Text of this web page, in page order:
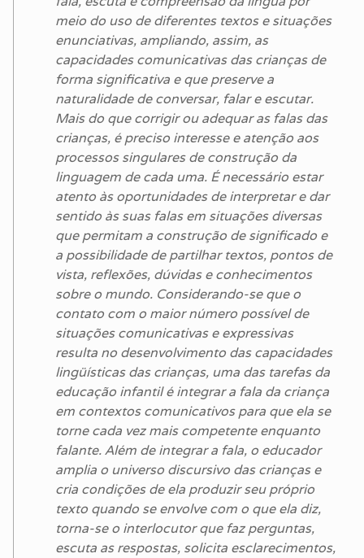
meio do uso de diferentes textos e situações
enunciativas, ampliando, assim, as
capacidades comunicativas das crianças de
forma significativa e que preserve a
naturalidade de conversar, falar e escutar.
Mais do que corrigir ou adequar as falas das
crianças, é preciso interesse e atenção aos
processos singulares de construção da
linguagem de cada uma. É necessário estar
atento às oportunidades de interpretar e dar
sentido às suas falas em situações diversas
que permitam a construção de significado e
a possibilidade de partilhar textos, pontos de
vista, reflexões, dúvidas e conhecimentos
sobre o mundo. Considerando-se que o
contato com o maior número possível de
situações comunicativas e expressivas
resulta no desenvolvimento das capacidades
lingüísticas das crianças, uma das tarefas da
educação infantil é integrar a fala da criança
em contextos comunicativos para que ela se
torne cada vez mais competente enquanto
falante. Além de integrar a fala, o educador
amplia o universo discursivo das crianças e
cria condições de ela produzir seu próprio
texto quando se envolve com o que ela diz,
torna-se o interlocutor que faz perguntas,
escuta as respostas, solicita esclarecimentos,